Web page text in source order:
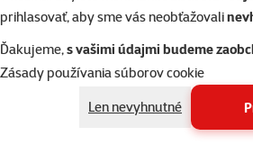
prihlasovať, aby sme vás neobťažovali
Ďakujeme,s vašimi údajmi budeme
Zásady používania súborov cookie
Len nevyhnutné
Doprajte vášmu miláčikovi to
Vyberte si kvalitu od Super zoo
Doprajte vášmu miláčikovi